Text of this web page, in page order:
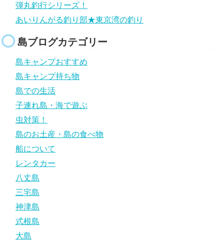
弾丸釣行シリーズ！
あいりんがる釣り部★東京湾の釣り
島ブログカテゴリー
島キャンプおすすめ
島キャンプ持ち物
島での生活
子連れ島・海で遊ぶ
虫対策！
島のお土産・島の食べ物
船について
レンタカー
八丈島
三宅島
神津島
式根島
大島